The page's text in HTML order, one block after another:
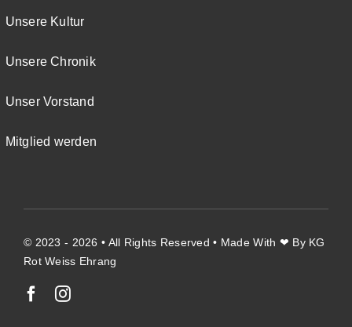
Unsere Kultur
Unsere Chronik
Unser Vorstand
Mitglied werden
© 2023 - 2026 • All Rights Reserved • Made With ❤ By KG
Rot Weiss Ehrang